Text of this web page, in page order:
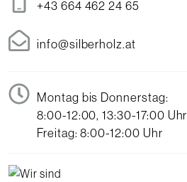
+43 664 462 24 65
info@silberholz.at
Montag bis Donnerstag:
8:00-12:00, 13:30-17:00 Uhr
Freitag: 8:00-12:00 Uhr